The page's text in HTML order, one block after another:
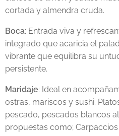
cortada y almendra cruda.
Boca: Entrada viva y
integrado que acaricia el
vibrante que equilibra su
persistente.
Maridaje: Ideal en
ostras, mariscos y sushi.
pescado, pescados blancos
propuestas como;